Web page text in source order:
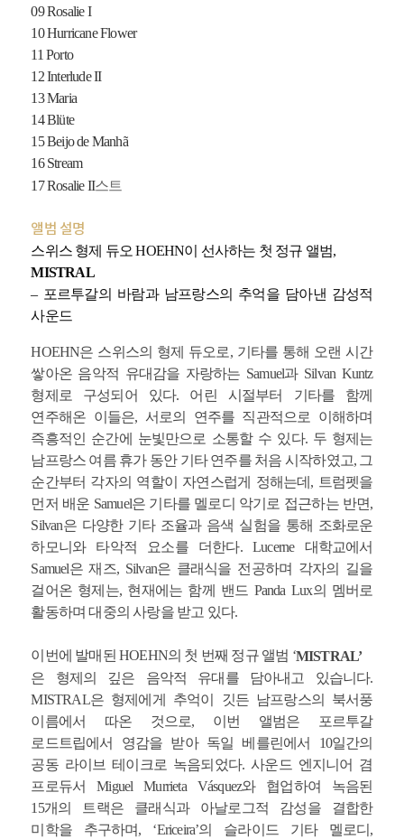
09 Rosalie I
10 Hurricane Flower
11 Porto
12 Interlude II
13 Maria
14 Blüte
15 Beijo de Manhã
16 Stream
17 Rosalie II스트
앨범 설명
스위스 형제 듀오 HOEHN이 선사하는 첫 정규 앨범,
MISTRAL
– 포르투갈의 바람과 남프랑스의 추억을 담아낸 감성적
사운드
HOEHN은 스위스의 형제 듀오로, 기타를 통해 오랜 시간
쌓아온 음악적 유대감을 자랑하는 Samuel과 Silvan Kuntz
형제로 구성되어 있다. 어린 시절부터 기타를 함께
연주해온 이들은, 서로의 연주를 직관적으로 이해하며
즉흥적인 순간에 눈빛만으로 소통할 수 있다. 두 형제는
남프랑스 여름 휴가 동안 기타 연주를 처음 시작하였고, 그
순간부터 각자의 역할이 자연스럽게 정해는데, 트럼펫을
먼저 배운 Samuel은 기타를 멜로디 악기로 접근하는 반면,
Silvan은 다양한 기타 조율과 음색 실험을 통해 조화로운
하모니와 타악적 요소를 더한다. Lucerne 대학교에서
Samuel은 재즈, Silvan은 클래식을 전공하며 각자의 길을
걸어온 형제는, 현재에는 함께 밴드 Panda Lux의 멤버로
활동하며 대중의 사랑을 받고 있다.
이번에 발매된 HOEHN의 첫 번째 정규 앨범 ‘MISTRAL’
은 형제의 깊은 음악적 유대를 담아내고 있습니다.
MISTRAL은 형제에게 추억이 깃든 남프랑스의 북서풍
이름에서 따온 것으로, 이번 앨범은 포르투갈
로드트립에서 영감을 받아 독일 베를린에서 10일간의
공동 라이브 테이크로 녹음되었다. 사운드 엔지니어 겸
프로듀서 Miguel Murrieta Vásquez와 협업하여 녹음된
15개의 트랙은 클래식과 아날로그적 감성을 결합한
미학을 추구하며, ‘Ericeira’의 슬라이드 기타 멜로디,